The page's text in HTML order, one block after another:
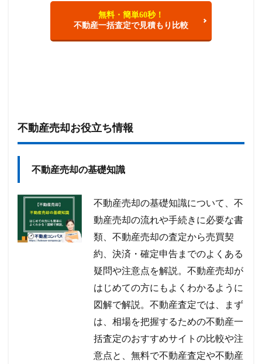
無料・簡単60秒！
不動産一括査定で見積もり比較
不動産売却お役立ち情報
不動産売却の基礎知識
不動産売却の基礎知識について、不
動産売却の流れや手続きに必要な書
類、不動産売却の査定から売買契
約、決済・確定申告までのよくある
疑問や注意点を解説。不動産売却が
はじめての方にもよくわかるように
図解で解説。不動産査定では、まず
は、相場を把握するための不動産一
括査定のおすすめサイトの比較や注
意点と、無料で不動産査定や不動産